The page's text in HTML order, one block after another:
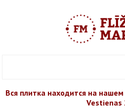
Вся плитка находится на
Vestienas